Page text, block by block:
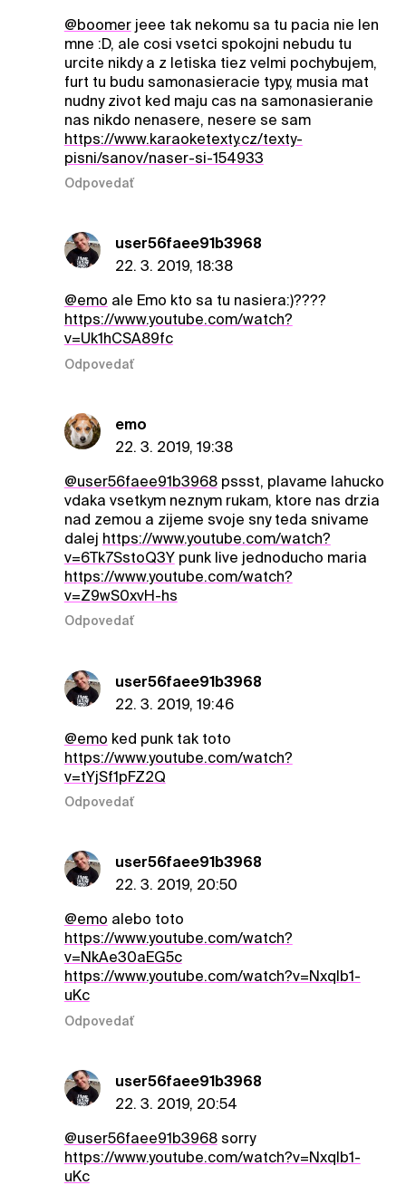
@boomerjeee tak nekomu sa tu pacia nie len
mne :D, ale cosi vsetci spokojni nebudu tu
urcite nikdy a z letiska tiez velmi pochybujem,
furt tu budu samonasieracie typy, musia mat
nudny zivot ked maju cas na samonasieranie
nas nikdo nenasere, nesere se sam
https://www.karaoketexty.cz/texty-
pisni/sanov/naser-si-154933
Odpovedať
user56faee91b3968
22. 3. 2019, 18:38
@emo ale Emo kto sa tu nasiera:)????
https://www.youtube.com/watch?
v=Uk1hCSA89fc
Odpovedať
emo
22. 3. 2019, 19:38
@user56faee91b3968pssst, plavame lahucko
vdaka vsetkym neznym rukam, ktore nas drzia
nad zemou a zijeme svoje sny teda snivame
dalej https://www.youtube.com/watch?
v=6Tk7SstoQ3Ypunk live jednoducho maria
https://www.youtube.com/watch?
v=Z9wS0xvH-hs
Odpovedať
user56faee91b3968
22. 3. 2019, 19:46
@emo ked punk tak toto
https://www.youtube.com/watch?
v=tYjSf1pFZ2Q
Odpovedať
user56faee91b3968
22. 3. 2019, 20:50
@emo alebo toto
https://www.youtube.com/watch?
v=NkAe30aEG5c
https://www.youtube.com/watch?v=Nxqlb1-
uKc
Odpovedať
user56faee91b3968
22. 3. 2019, 20:54
@user56faee91b3968sorry
https://www.youtube.com/watch?v=NxqIb1-
uKc